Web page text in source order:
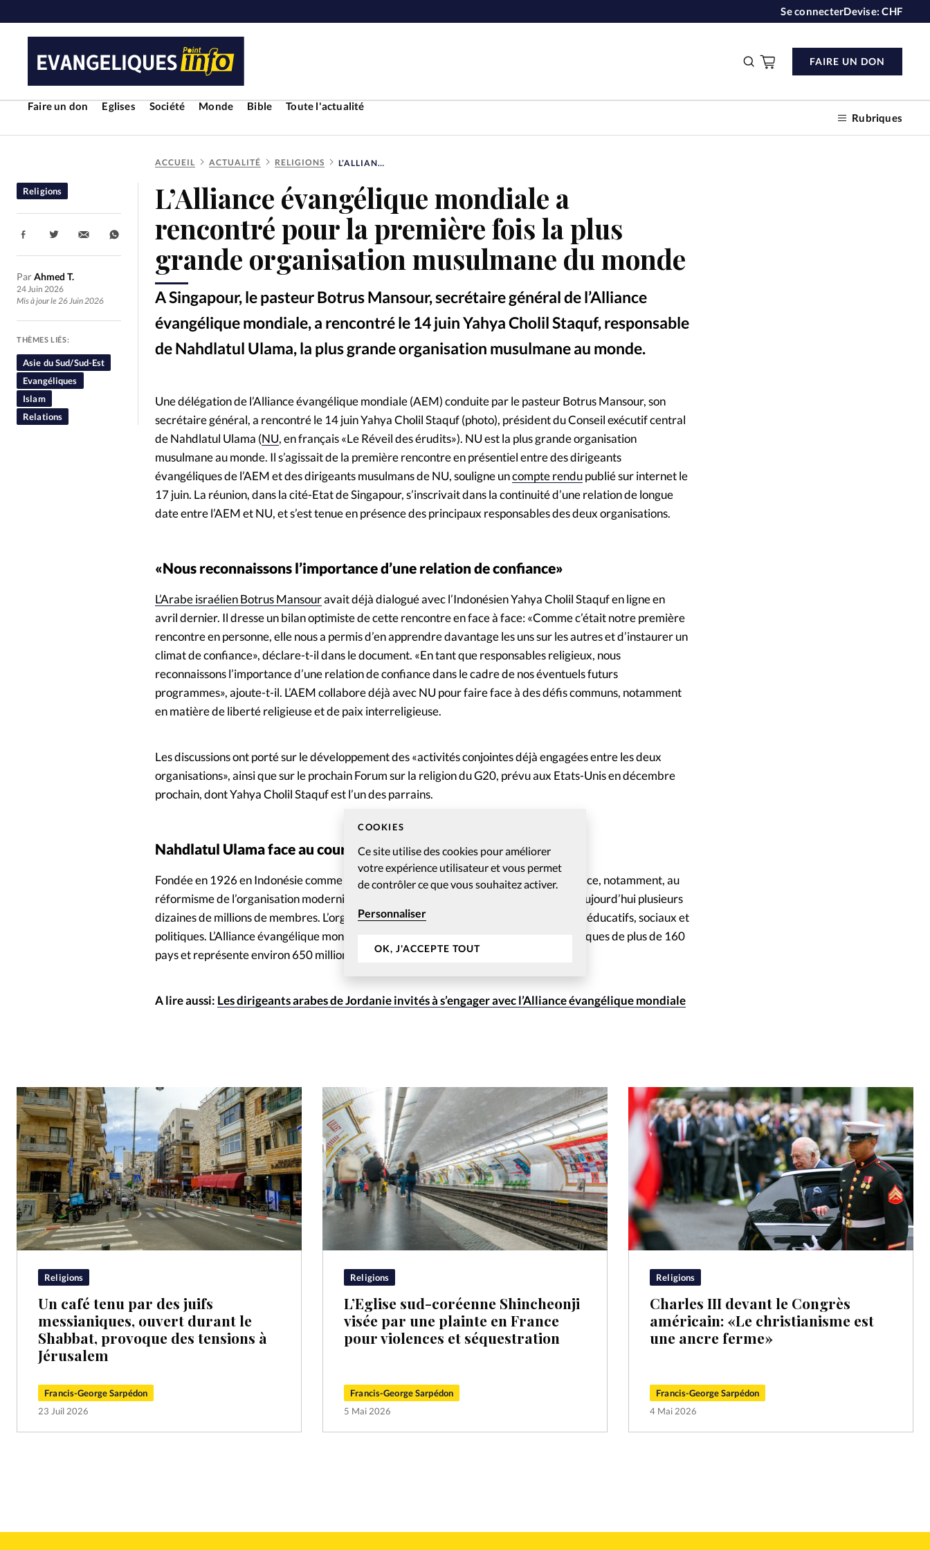
COOKIES
Ce site utilise des cookies pour améliorer
votre expérience utilisateur et vous permet
de contrôler ce que vous souhaitez activer.
Personnaliser
OK, J'ACCEPTE TOUT
Se connecterDevise:CHF
Faire un don Eglises Société Monde Bible
Toute l'actualité
Rubriques
FAIRE UN DON
RUBRIQUES
Toute l'actualité Bible
Culture
Economie
Eglises Histoire
Laicité
Liberté religieuse
Mission
Monde
People
Politique Religions Société
Faire un don
À propos
La rédaction
Mon compte
Nous contacter
ACCUEIL ACTUALITÉ RELIGIONS L’ALLIANCE ÉVANGÉLIQUE MONDIALE A RENCONTRÉ POUR LA PREMIÈRE FOIS LA PLUS GRANDE ORGANISATION MUSULMANE DU MONDE
L’Alliance évangélique mondiale a
rencontré pour la première fois la plus
grande organisation musulmane du monde
A Singapour, le pasteur Botrus Mansour, secrétaire général de l’Alliance
évangélique mondiale, a rencontré le 14 juin Yahya Cholil Staquf, responsable
de Nahdlatul Ulama, la plus grande organisation musulmane au monde.
Religions
ParAhmed T.
24 Juin 2026
Mis à jour le 26 Juin 2026
Partager:
THÈMES LIÉS:
Asie du Sud/Sud-Est
Evangéliques
Islam
Relations
Une délégation de l’Alliance évangélique mondiale (AEM) conduite par le pasteur Botrus Mansour, son
secrétaire général, a rencontré le 14 juin Yahya Cholil Staquf (photo), président du Conseil exécutif central
de Nahdlatul Ulama (NU, en français «Le Réveil des érudits»). NU est la plus grande organisation
musulmane au monde. Il s’agissait de la première rencontre en présentiel entre des dirigeants
évangéliques de l’AEM et des dirigeants musulmans de NU, souligne uncompte rendupublié sur internet le
17 juin. La réunion, dans la cité-Etat de Singapour, s’inscrivait dans la continuité d’une relation de longue
date entre l’AEM et NU, et s’est tenue en présence des principaux responsables des deux organisations.
«Nous reconnaissons l’importance d’une relation de confiance»
L’Arabe israélien Botrus Mansouravait déjà dialogué avec l’Indonésien Yahya Cholil Staquf en ligne en
avril dernier. Il dresse un bilan optimiste de cette rencontre en face à face: «Comme c’était notre première
rencontre en personne, elle nous a permis d’en apprendre davantage les uns sur les autres et d’instaurer un
climat de confiance», déclare-t-il dans le document. «En tant que responsables religieux, nous
reconnaissons l’importance d’une relation de confiance dans le cadre de nos éventuels futurs
programmes», ajoute-t-il. L’AEM collabore déjà avec NU pour faire face à des défis communs, notamment
en matière de liberté religieuse et de paix interreligieuse.
Les discussions ont porté sur le développement des «activités conjointes déjà engagées entre les deux
organisations», ainsi que sur le prochain Forum sur la religion du G20, prévu aux Etats-Unis en décembre
prochain, dont Yahya Cholil Staquf est l’un des parrains.
Nahdlatul Ulama face au courant moderniste
Fondée en 1926 en Indonésie comme mouvement de défense de l’islam traditionnel face, notamment, au
réformisme de l’organisation moderniste Muhammadiyah, Nahdlatul Ulama compte aujourd’hui plusieurs
dizaines de millions de membres. L’organisation est active dans les domaines religieux, éducatifs, sociaux et
politiques. L’Alliance évangélique mondiale, quant à elle, regroupe des Eglises évangéliques de plus de 160
pays et représente environ 650 millions de chrétiens.
A lire aussi: Les dirigeants arabes de Jordanie invités à s’engager avec l’Alliance évangélique mondiale
Religions
Un café tenu par des juifs
messianiques, ouvert durant le
Shabbat, provoque des tensions à
Jérusalem
Francis-George Sarpédon
23 Juil 2026
Religions
L’Eglise sud-coréenne Shincheonji
visée par une plainte en France
pour violences et séquestration
Francis-George Sarpédon
5 Mai 2026
Religions
Charles III devant le Congrès
américain: «Le christianisme est
une ancre ferme»
Francis-George Sarpédon
4 Mai 2026